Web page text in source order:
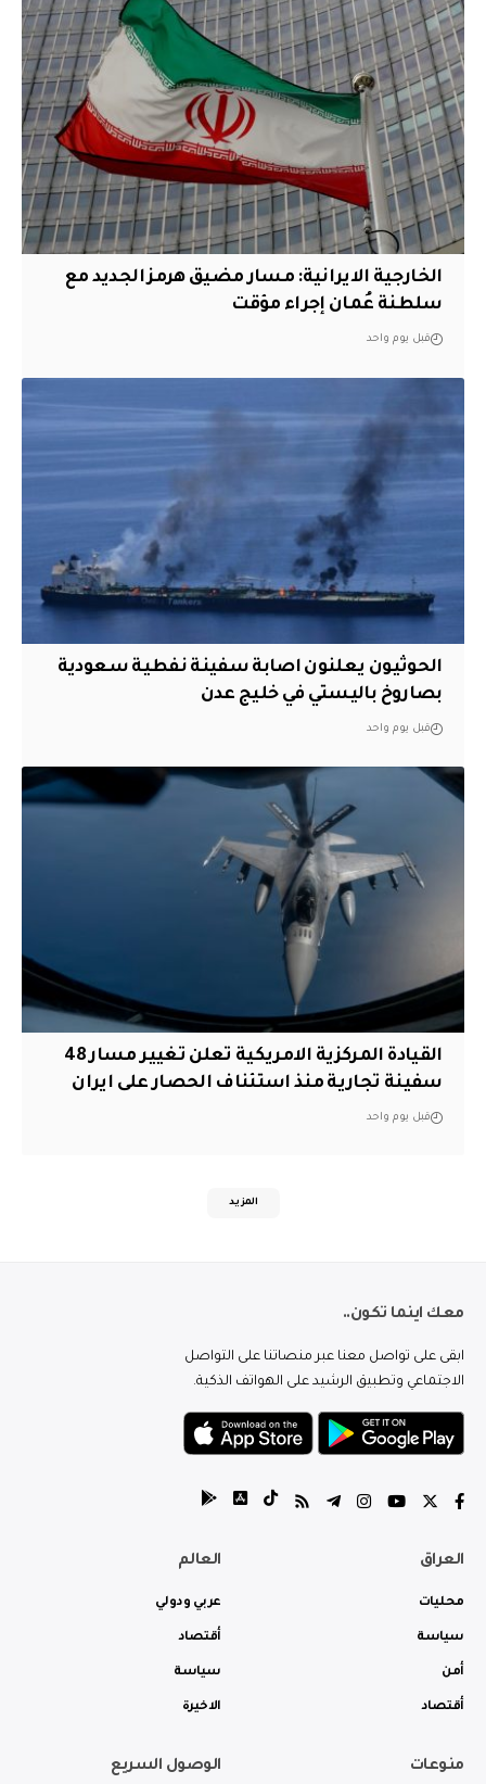
الخارجية الايرانية: مسار مضيق هرمز الجديد مع
سلطنة عُمان إجراء مؤقت
قبل يوم واحد
الحوثيون يعلنون اصابة سفينة نفطية سعودية
بصاروخ باليستي في خليج عدن
قبل يوم واحد
القيادة المركزية الامريكية تعلن تغيير مسار 48
سفينة تجارية منذ استئناف الحصار على ايران
قبل يوم واحد
المزيد
معك اينما تكون..
ابقى على تواصل معنا عبر منصاتنا على التواصل
الاجتماعي وتطبيق الرشيد على الهواتف الذكية.
العراق
محليات
سياسة
أمن
أقتصاد
العالم
عربي ودولي
أقتصاد
سياسة
الاخيرة
منوعات الوصول السريع